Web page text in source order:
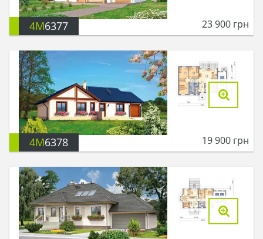
4M6377 23 900 грн
4M6378 19 900 грн